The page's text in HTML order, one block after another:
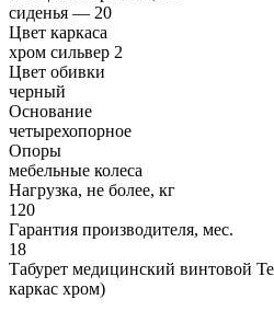
сиденья — 20
Цвет каркаса
хром сильвер 2
Цвет обивки
черный
Основание
четырехопорное
Опоры
мебельные колеса
Нагрузка, не более, кг
120
Гарантия производителя, мес.
18
Табурет медицинский винтовой
каркас хром)